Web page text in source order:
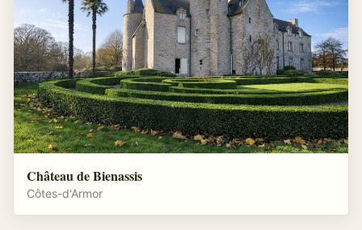
Château de Bienassis
Côtes-d'Armor